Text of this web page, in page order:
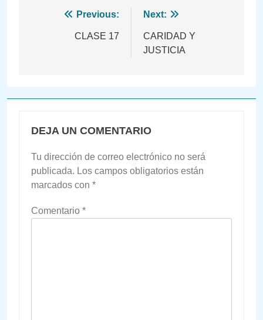
Navegación
Previous:
CLASE 17
Next:
CARIDAD Y
JUSTICIA
DEJA UN COMENTARIO
Tu dirección de correo electrónico no será
publicada. Los campos obligatorios están
marcados con *
Comentario *